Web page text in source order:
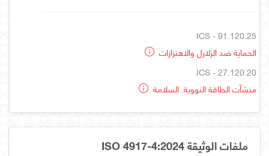
ICS - 91.120.25
الحماية ضد الزلازل والاهتزازات
ICS - 27.120.20
منشآت الطاقة النووية. السلامة
ملفات الوثيقة ISO 4917-4:2024